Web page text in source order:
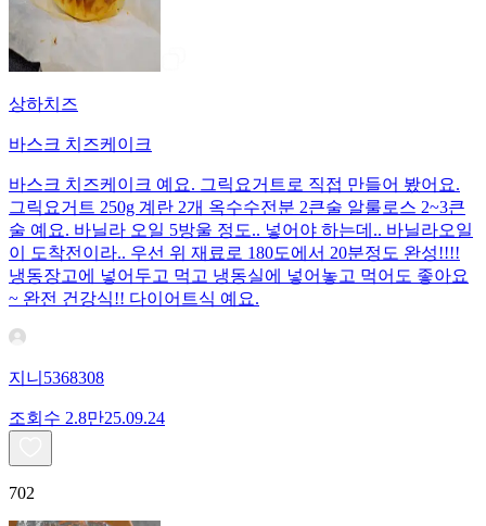
상하치즈
바스크 치즈케이크
바스크 치즈케이크 예요. 그릭요거트로 직접 만들어 봤어요.
그릭요거트 250g 계란 2개 옥수수전분 2큰술 알룰로스 2~3큰
술 예요. 바닐라 오일 5방울 정도.. 넣어야 하는데.. 바닐라오일
이 도착전이라.. 우선 위 재료로 180도에서 20분정도 완성!!!!
냉동장고에 넣어두고 먹고 냉동실에 넣어놓고 먹어도 좋아요
~ 완전 건강식!! 다이어트식 예요.
지니5368308
조회수 2.8만25.09.24
702